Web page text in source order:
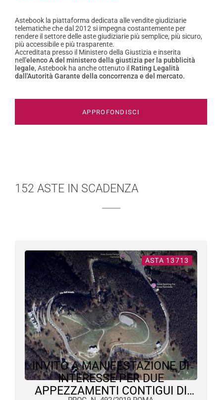
Astebook la piattaforma dedicata alle vendite giudiziarie
telematiche che dal 2012 si impegna costantemente per
rendere il settore delle aste giudiziarie più semplice, più sicuro,
più accessibile e più trasparente.
Accreditata presso il Ministero della Giustizia e inserita
nell'elenco A del ministero della giustizia per la pubblicità
legale, Astebook ha anche ottenuto il Rating Legalità
dall'Autorità Garante della concorrenza e del mercato.
APPROFONDISCI
152 ASTE IN SCADENZA
ASTA 13713
INVITO A MANIFESTAZIONE DI
INTERESSE PER DUE
APPEZZAMENTI CONTIGUI DI